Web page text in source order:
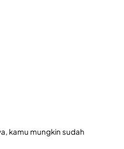
kamu mungkin sudah